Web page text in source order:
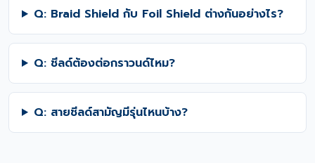
Q: Braid Shield กับ Foil Shield ต่างกันอย่างไร?
Q: ชีลด์ต้องต่อกราวนด์ไหม?
Q: สายชีลด์สามัญมีรุ่นไหนบ้าง?